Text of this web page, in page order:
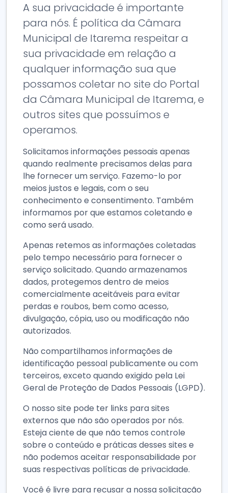
A sua privacidade é importante
para nós. É política da Câmara
Municipal de Itarema respeitar a
sua privacidade em relação a
qualquer informação sua que
possamos coletar no site do Portal
da Câmara Municipal de Itarema, e
outros sites que possuímos e
operamos.
Solicitamos informações pessoais apenas
quando realmente precisamos delas para
lhe fornecer um serviço. Fazemo-lo por
meios justos e legais, com o seu
conhecimento e consentimento. Também
informamos por que estamos coletando e
como será usado.
Apenas retemos as informações coletadas
pelo tempo necessário para fornecer o
serviço solicitado. Quando armazenamos
dados, protegemos dentro de meios
comercialmente aceitáveis para evitar
perdas e roubos, bem como acesso,
divulgação, cópia, uso ou modificação não
autorizados.
Não compartilhamos informações de
identificação pessoal publicamente ou com
terceiros, exceto quando exigido pela Lei
Geral de Proteção de Dados Pessoais (LGPD).
O nosso site pode ter links para sites
externos que não são operados por nós.
Esteja ciente de que não temos controle
sobre o conteúdo e práticas desses sites e
não podemos aceitar responsabilidade por
suas respectivas políticas de privacidade.
Você é livre para recusar a nossa solicitação